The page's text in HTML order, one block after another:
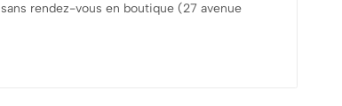
sans rendez-vous en boutique (27 avenue